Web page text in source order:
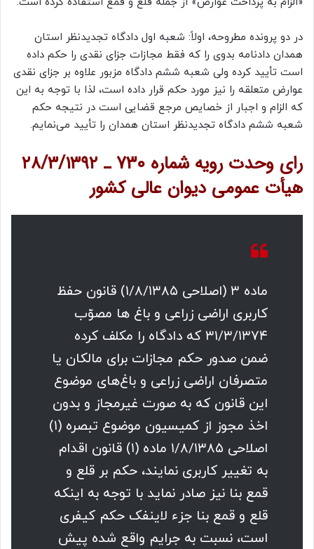
در دو پرونده مطروحه، اولاً: شعبه اول دادگاه تجدیدنظر استان
همدان دادنامه بدوی را که فقط مجازات جزای نقدی را حکم داده
است تأیید کرده ولی شعبه ششم دادگاه مزبور علاوه بر جزای نقدی
عوارض متعلقه را نیز مورد حکم قرار داده است، لذا با توجه به این
که الزام و اجبار از خصایص مرجع قضایی است در نتیجه حکم
شعبه ششم دادگاه تجدیدنظر استان همدان را تأیید می‌نمایم.
رای وحدت رویه شماره 730 ـ ۲۸/۳/۱۳۹۲
هیأت عمومی دیوان عالی کشور
ماده ۳ (اصلاحی ۱/۸/۱۳۸۵) قانون حفظ
کاربری اراضی زراعی و باغ ها مصوّب
۳۱/۳/۱۳۷۴ که دادگاه را مکلف کرده
ضمن صدور حکم مجازات برای مالکان یا
متصرفان اراضی زراعی و باغ‌های موضوع
این قانون که به صورت غیرمجاز و بدون
اخذ مجوز از کمیسیون موضوع تبصره (۱)
اصلاحی ۱/۸/۱۳۸۵ ماده (۱) قانون اقدام
به تغییر کاربری نمایند، حکم بر قلع و
قمع بنا نیز صادر نماید با توجه به اینکه
قلع و قمع بنا جزء لاینفک حکم کیفری
است، نسبت به جرایم واقع شده پیش